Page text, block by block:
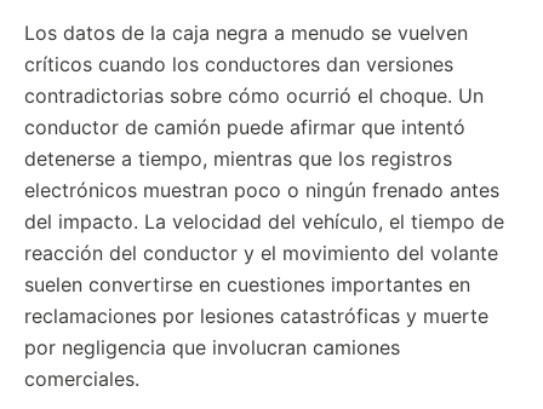
Los datos de la caja negra a menudo se vuelven
críticos cuando los conductores dan versiones
contradictorias sobre cómo ocurrió el choque. Un
conductor de camión puede afirmar que intentó
detenerse a tiempo, mientras que los registros
electrónicos muestran poco o ningún frenado antes
del impacto. La velocidad del vehículo, el tiempo de
reacción del conductor y el movimiento del volante
suelen convertirse en cuestiones importantes en
reclamaciones por lesiones catastróficas y muerte
por negligencia que involucran camiones
comerciales.